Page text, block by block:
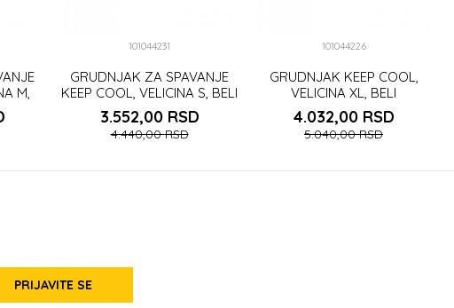
M,
101044231
GRUDNJAK ZA SPAVANJE
KEEP COOL, VELICINA S, BELI
3.552,00 RSD
4.440,00RSD
101044226
GRUDNJAK KEEP COOL,
VELICINA XL, BELI
4.032,00 RSD
5.040,00RSD
PRIJAVITE SE